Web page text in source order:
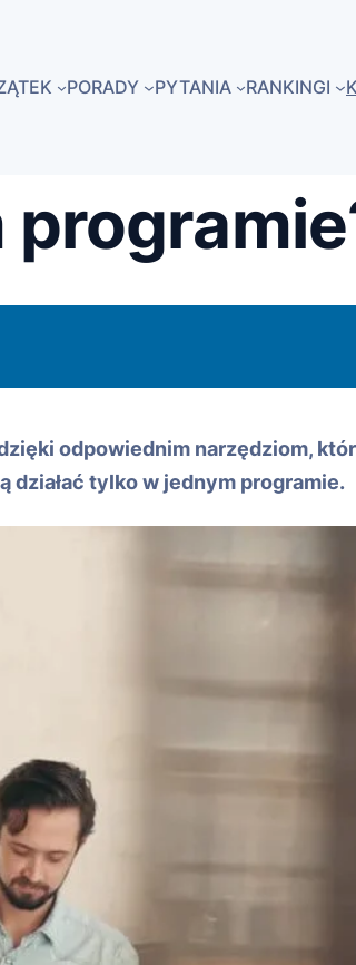
PORADY PYTANIA RANKINGI
odpowiednim narzędziom,
działać tylko w jednym programie.